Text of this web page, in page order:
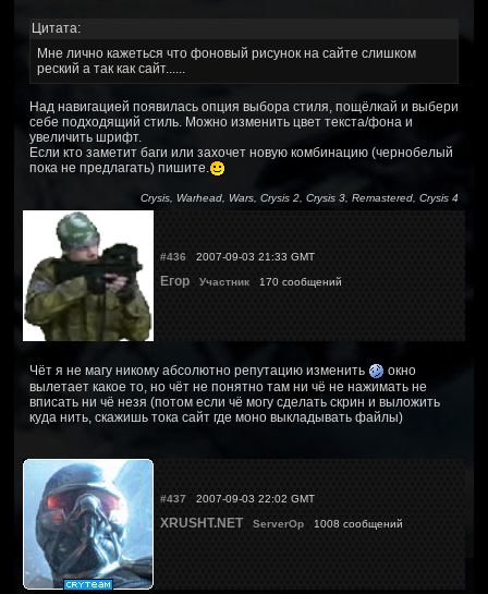
Цитата:
Мне лично кажеться что фоновый рисунок на сайте слишком
реский а так как сайт......
Над навигацией появилась опция выбора стиля, пощёлкай и выбери
себе подходящий стиль. Можно изменить цвет текста/фона и
увеличить шрифт.
Если кто заметит баги или захочет новую комбинацию (чернобелый
пока не предлагать) пишите.
Crysis, Warhead, Wars, Crysis 2, Crysis 3, Remastered, Crysis 4
#436 2007-09-03 21:33 GMT
Егор Участник 170 сообщений
Чёт я не магу никому абсолютно репутацию изменить
окно
вылетает какое то, но чёт не понятно там ни чё не нажимать не
вписать ни чё незя (потом если чё могу сделать скрин и выложить
куда нить, скажишь тока сайт где моно выкладывать файлы)
#437 2007-09-03 22:02 GMT
XRUSHT.NET ServerOp 1008 сообщений